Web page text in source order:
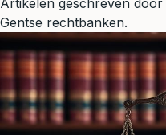
Artikelen geschreven
Gentse rechtbanken.